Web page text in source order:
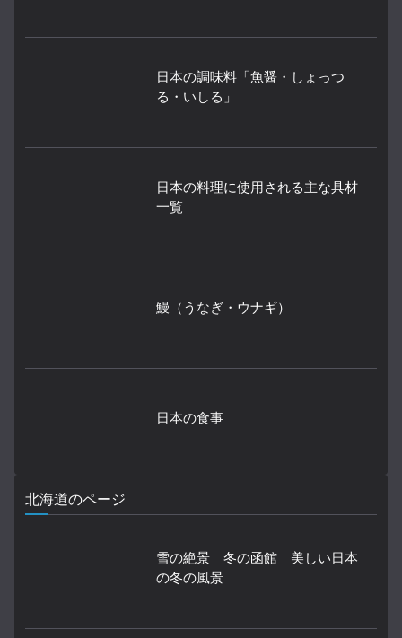
日本の調味料「魚醤・しょっつ
る・いしる」
日本の料理に使用される主な具材
一覧
鰻（うなぎ・ウナギ）
日本の食事
北海道のページ
雪の絶景 冬の函館 美しい日本
の冬の風景